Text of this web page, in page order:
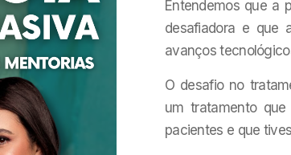
Entendemos que a
desafiadora e que
avanços
O desafio no
um tratamento
pacientes e que